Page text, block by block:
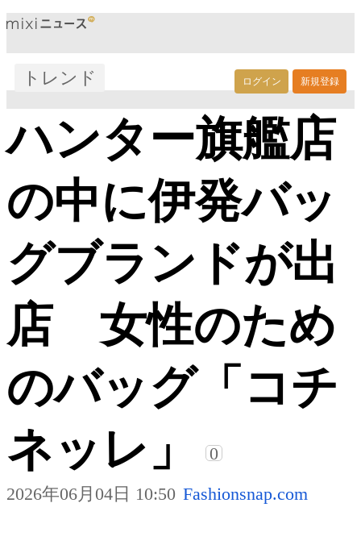
ログイン 新規登録
トレンド
ハンター旗艦店
の中に伊発バッ
グブランドが出
店 女性のため
のバッグ「コチ
ネッレ」
0
2026年06月04日 10:50 Fashionsnap.com